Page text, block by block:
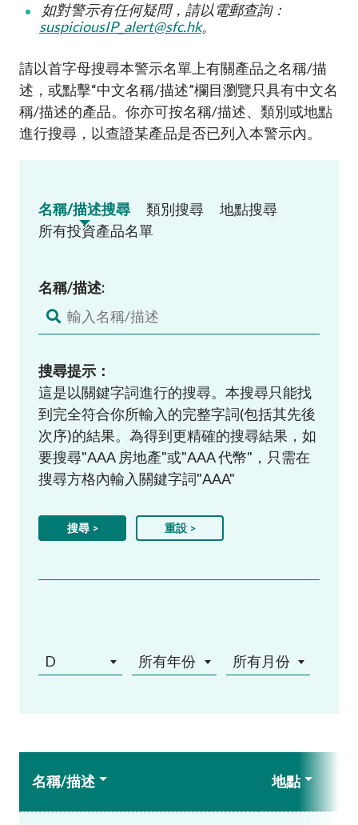
如對警示有任何疑問，請以電郵查詢：
suspiciousIP_alert@sfc.hk。
請以首字母搜尋本警示名單上有關產品之名稱/描
述，或點擊“中文名稱/描述”欄目瀏覽只具有中文名
稱/描述的產品。你亦可按名稱/描述、類別或地點
進行搜尋，以查證某產品是否已列入本警示內。
名稱/描述搜尋 類別搜尋
地點搜尋
所有投資產品名單
名稱/描述:
搜尋提示：
這是以關鍵字詞進行的搜尋。本搜尋只能找
到完全符合你所輸入的完整字詞(包括其先後
次序)的結果。為得到更精確的搜尋結果，如
要搜尋"AAA 房地產"或"AAA 代幣"，只需在
搜尋方格內輸入關鍵字詞"AAA"
D 所有年份 所有月份
名稱/描述 地點